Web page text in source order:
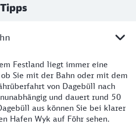
Festland liegt immer eine
Sie mit der Bahn oder mit dem
von Dagebüll nach
und dauert rund 50
aus können Sie bei klarer
Hafen Wyk auf Föhr sehen.